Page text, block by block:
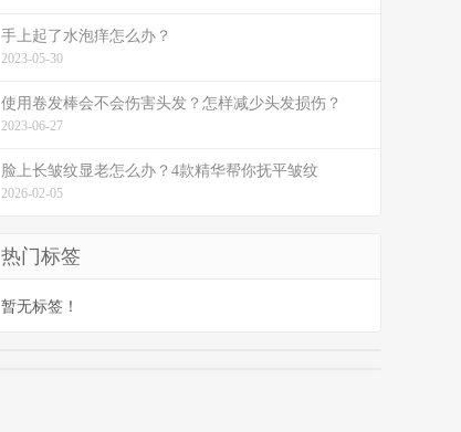
手上起了水泡痒怎么办？
2023-05-30
使用卷发棒会不会伤害头发？怎样减少头发损伤？
2023-06-27
脸上长皱纹显老怎么办？4款精华帮你抚平皱纹
2026-02-05
热门标签
暂无标签！